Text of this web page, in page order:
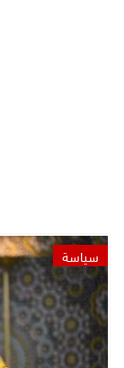
سياسة